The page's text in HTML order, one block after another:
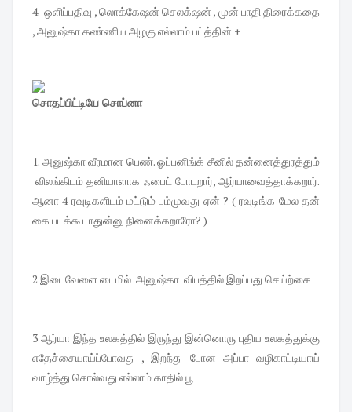
4. ஒளிப்பதிவு , லொக்கேஷன் செலக்‌ஷன் , முன் பாதி திரைக்கதை
, அனுஷ்கா கண்ணிய அழகு எல்லாம் பட்த்தின் +
சொதப்பிட்டியே சொப்னா
1. அனுஷ்கா வீரமான பெண். ஓப்பனிங்க் சீனில் தன்னைத்துரத்தும்
விலங்கிடம் தனியாளாக ஃபைட் போடறார், ஆர்யாவைத்தாக்கறார்.
ஆனா 4 ரவுடிகளிடம் மட்டும் பம்முவது ஏன் ? ( ரவுடிங்க மேல தன்
கை படக்கூடாதுன்னு நினைக்கறாரோ? )
2 இடைவேளை டைமில் அனுஷ்கா விபத்தில் இறப்பது செய்ற்கை
3 ஆர்யா இந்த உலகத்தில் இருந்து இன்னொரு புதிய உலகத்துக்கு
எதேச்சையாய்ப்போவது , இறந்து போன அப்பா வழிகாட்டியாய்
வாழ்த்து சொல்வது எல்லாம் காதில் பூ